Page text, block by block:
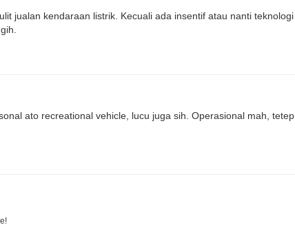
jualan kendaraan listrik. Kecuali ada insentif atau nanti teknologi
ato recreational vehicle, lucu juga sih. Operasional mah, tetep